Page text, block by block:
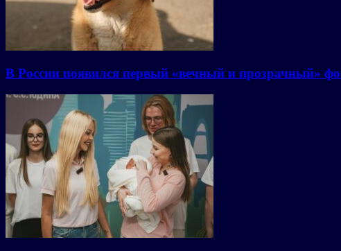
В России появился первый «вечный и прозрачный»